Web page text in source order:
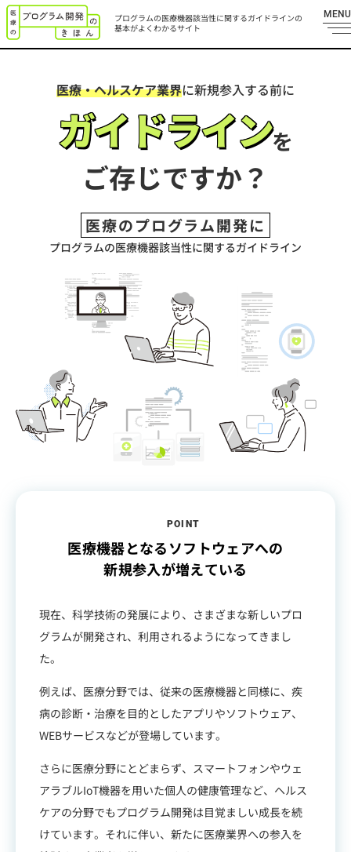
プログラムの医療機器該当性に関するガイドラインの
基本がよくわかるサイト
MENU
医療・ヘルスケア業界に新規参入する前に
ガイドラインを
ご存じですか？
医療のプログラム開発に
プログラムの医療機器該当性に関するガイドライン
医療機器となるソフトウェアへの
新規参入が増えている
POINT
現在、科学技術の発展により、さまざまな新しいプロ
グラムが開発され、利用されるようになってきまし
た。
例えば、医療分野では、従来の医療機器と同様に、疾
病の診断・治療を目的としたアプリやソフトウェア、
WEBサービスなどが登場しています。
さらに医療分野にとどまらず、スマートフォンやウェ
アラブルIoT機器を用いた個人の健康管理など、ヘルス
ケアの分野でもプログラム開発は目覚ましい成長を続
けています。それに伴い、新たに医療業界への参入を